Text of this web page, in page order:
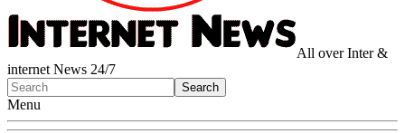
All over Inter &
internet News 24/7
Menu